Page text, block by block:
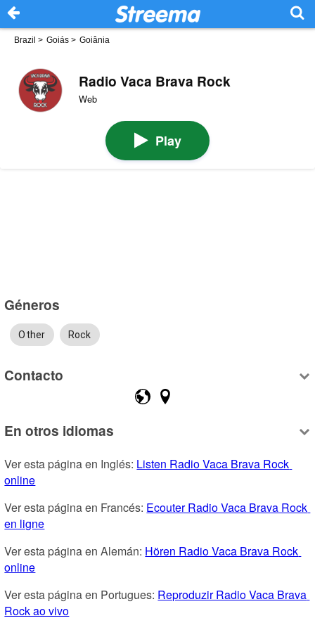
Brazil > Goiás > Goiânia
Radio Vaca Brava Rock
Web
Play
Géneros
Other Rock
Contacto
En otros idiomas
Ver esta página en Inglés: Listen Radio Vaca Brava Rock
online
Ver esta página en Francés: Ecouter Radio Vaca Brava Rock
en ligne
Ver esta página en Alemán: Hören Radio Vaca Brava Rock
online
Ver esta página en Portugues: Reproduzir Radio Vaca Brava
Rock ao vivo